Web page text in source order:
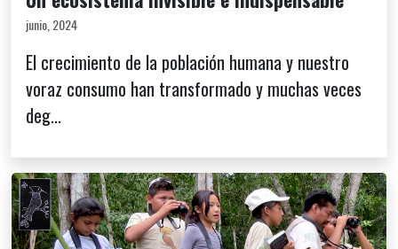
junio, 2024
El crecimiento de la población humana y nuestro
voraz consumo han transformado y muchas veces
deg...